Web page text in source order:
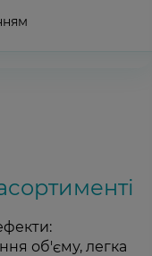
об'єму, легка